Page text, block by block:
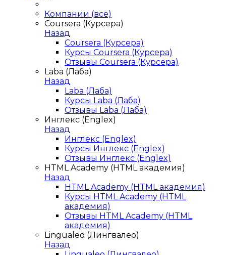
Компании (все)
Coursera (Курсера)
Назад
Coursera (Курсера)
Курсы Coursera (Курсера)
Отзывы Coursera (Курсера)
Laba (Лаба)
Назад
Laba (Лаба)
Курсы Laba (Лаба)
Отзывы Laba (Лаба)
Инглекс (Englex)
Назад
Инглекс (Englex)
Курсы Инглекс (Englex)
Отзывы Инглекс (Englex)
HTML Academy (HTML академия)
Назад
HTML Academy (HTML академия)
Курсы HTML Academy (HTML
академия)
Отзывы HTML Academy (HTML
академия)
Lingualeo (Лингвалео)
Назад